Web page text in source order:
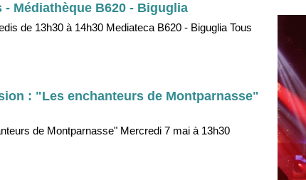
Médiathèque B620 - Biguglia
de 13h30 à 14h30 Mediateca B620 - Biguglia Tous
: "Les enchanteurs de Montparnasse"
de Montparnasse" Mercredi 7 mai à 13h30